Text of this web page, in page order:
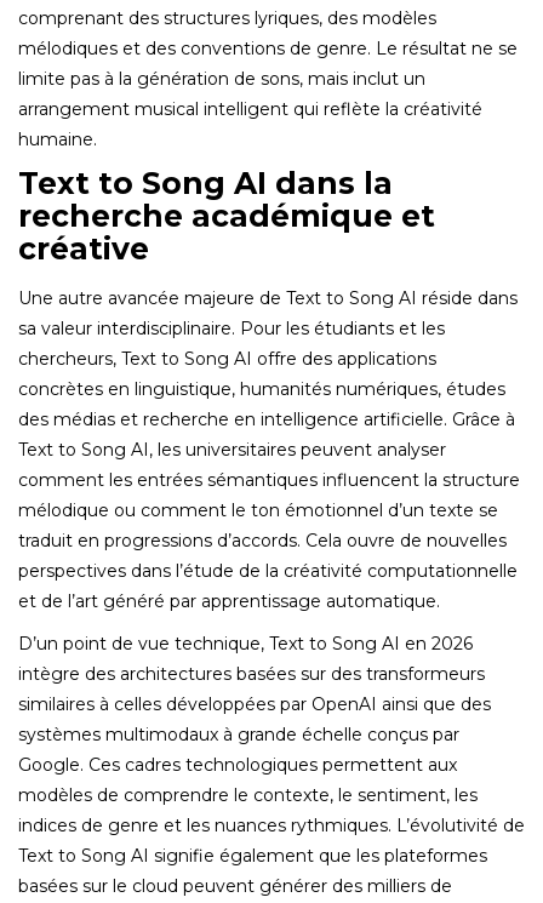
comprenant des structures lyriques, des modèles
mélodiques et des conventions de genre. Le résultat ne se
limite pas à la génération de sons, mais inclut un
arrangement musical intelligent qui reflète la créativité
humaine.
Text to Song AI dans la
recherche académique et
créative
Une autre avancée majeure de Text to Song AI réside dans
sa valeur interdisciplinaire. Pour les étudiants et les
chercheurs, Text to Song AI offre des applications
concrètes en linguistique, humanités numériques, études
des médias et recherche en intelligence artificielle. Grâce à
Text to Song AI, les universitaires peuvent analyser
comment les entrées sémantiques influencent la structure
mélodique ou comment le ton émotionnel d’un texte se
traduit en progressions d’accords. Cela ouvre de nouvelles
perspectives dans l’étude de la créativité computationnelle
et de l’art généré par apprentissage automatique.
D’un point de vue technique, Text to Song AI en 2026
intègre des architectures basées sur des transformeurs
similaires à celles développées par OpenAI ainsi que des
systèmes multimodaux à grande échelle conçus par
Google. Ces cadres technologiques permettent aux
modèles de comprendre le contexte, le sentiment, les
indices de genre et les nuances rythmiques. L’évolutivité de
Text to Song AI signifie également que les plateformes
basées sur le cloud peuvent générer des milliers de